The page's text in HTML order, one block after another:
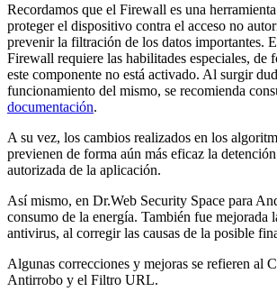
Recordamos que el Firewall es una
proteger el dispositivo contra el acceso no
prevenir la filtración de los datos importantes.
Firewall requiere las habilitades especiales, de
este componente no está activado. Al surgir
funcionamiento del mismo, se recomienda
documentación.
A su vez, los cambios realizados en los
previenen de forma aún más eficaz la
autorizada de la aplicación.
Así mismo, en Dr.Web Security Space para
consumo de la energía. También fue mejorada
antivirus, al corregir las causas de la posible
Algunas correcciones y mejoras se refieren al
Antirrobo y el Filtro URL.